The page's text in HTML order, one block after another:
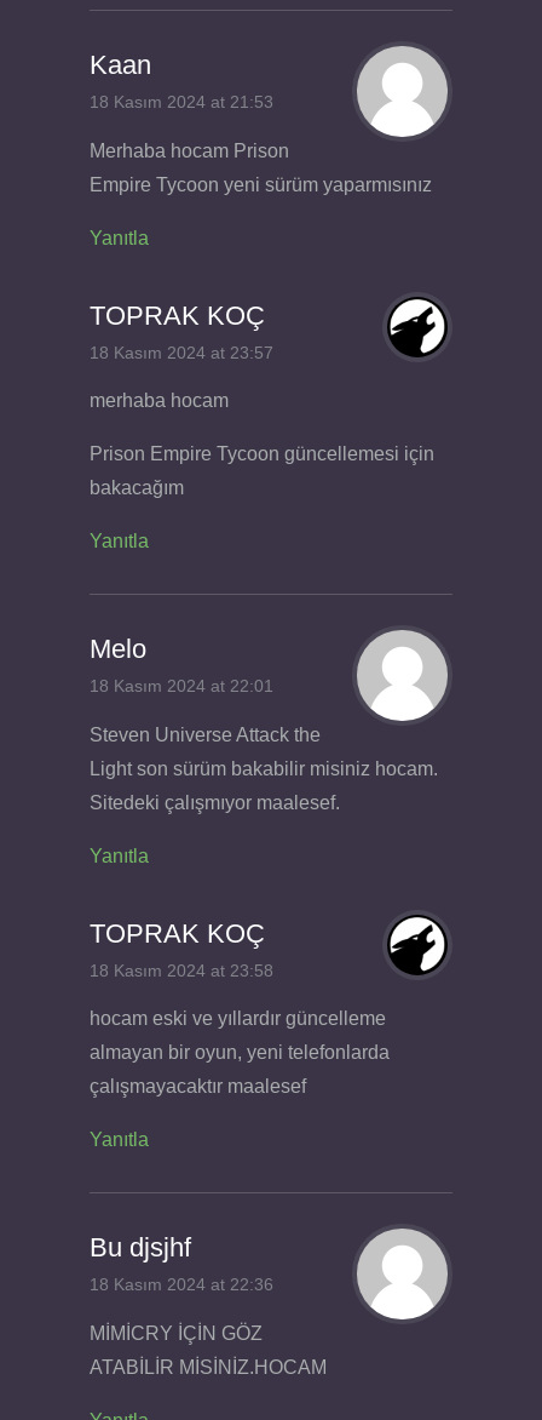
Kaan
18 Kasım 2024 at 21:53
Merhaba hocam Prison
Empire Tycoon yeni sürüm yaparmısınız
Yanıtla
TOPRAK KOÇ
18 Kasım 2024 at 23:57
merhaba hocam
Prison Empire Tycoon güncellemesi için
bakacağım
Yanıtla
Melo
18 Kasım 2024 at 22:01
Steven Universe Attack the
Light son sürüm bakabilir misiniz hocam.
Sitedeki çalışmıyor maalesef.
Yanıtla
TOPRAK KOÇ
18 Kasım 2024 at 23:58
hocam eski ve yıllardır güncelleme
almayan bir oyun, yeni telefonlarda
çalışmayacaktır maalesef
Yanıtla
Bu djsjhf
18 Kasım 2024 at 22:36
MİMİCRY İÇİN GÖZ
ATABİLİR MİSİNİZ.HOCAM